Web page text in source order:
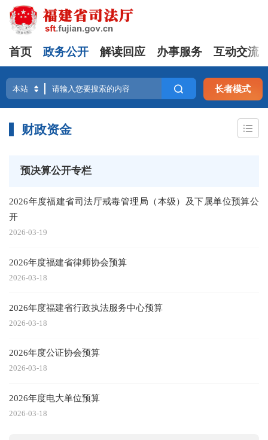
首页 政务公开 解读回应 办事服务 互动交流
长者模式
财政资金
预决算公开专栏
2026年度福建省司法厅戒毒管理局（本级）及下属单位预算公
开
2026-03-19
2026年度福建省律师协会预算
2026-03-18
2026年度福建省行政执法服务中心预算
2026-03-18
2026年度公证协会预算
2026-03-18
2026年度电大单位预算
2026-03-18